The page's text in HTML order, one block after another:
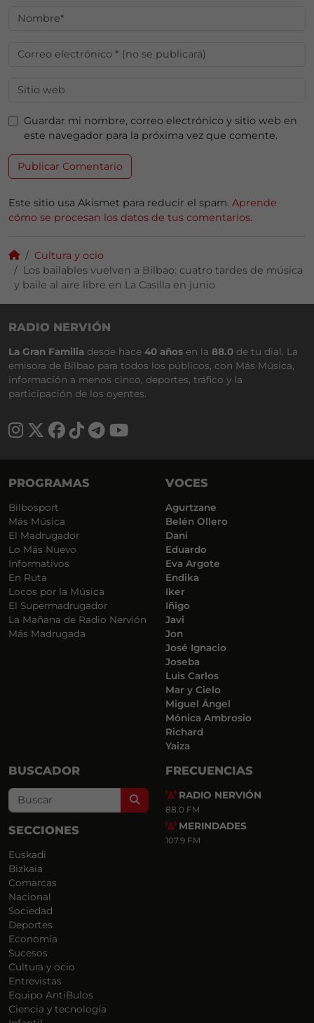
Guardar mi nombre, correo electrónico y sitio web en
este navegador para la próxima vez que comente.
Este sitio usa Akismet para reducir el spam. Aprende
cómo se procesan los datos de tus comentarios.
Cultura y ocio
Los bailables vuelven a Bilbao: cuatro tardes de música
y baile al aire libre en La Casilla en junio
RADIO NERVIÓN
La Gran Familia desde hace 40 años en la 88.0 de tu dial. La
emisora de Bilbao para todos los públicos, con Más Música,
información a menos cinco, deportes, tráfico y la
participación de los oyentes.
PROGRAMAS
Bilbosport
Más Música
El Madrugador
Lo Más Nuevo
Informativos
En Ruta
Locos por la Música
El Supermadrugador
La Mañana de Radio Nervión
Más Madrugada
VOCES
Agurtzane
Belén Ollero
Dani
Eduardo
Eva Argote
Endika
Iker
Iñigo
Javi
Jon
José Ignacio
Joseba
Luis Carlos
Mar y Cielo
Miguel Ángel
Mónica Ambrosio
Richard
Yaiza
BUSCADOR
Search
SECCIONES
Euskadi
Bizkaia
Comarcas
Nacional
Sociedad
Deportes
Economía
Sucesos
Cultura y ocio
Entrevistas
Equipo AntiBulos
Ciencia y tecnología
FRECUENCIAS
RADIO NERVIÓN
88.0 FM
MERINDADES
107.9 FM